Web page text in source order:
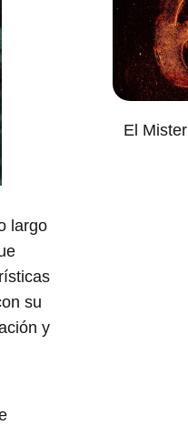
largo
su
y
El